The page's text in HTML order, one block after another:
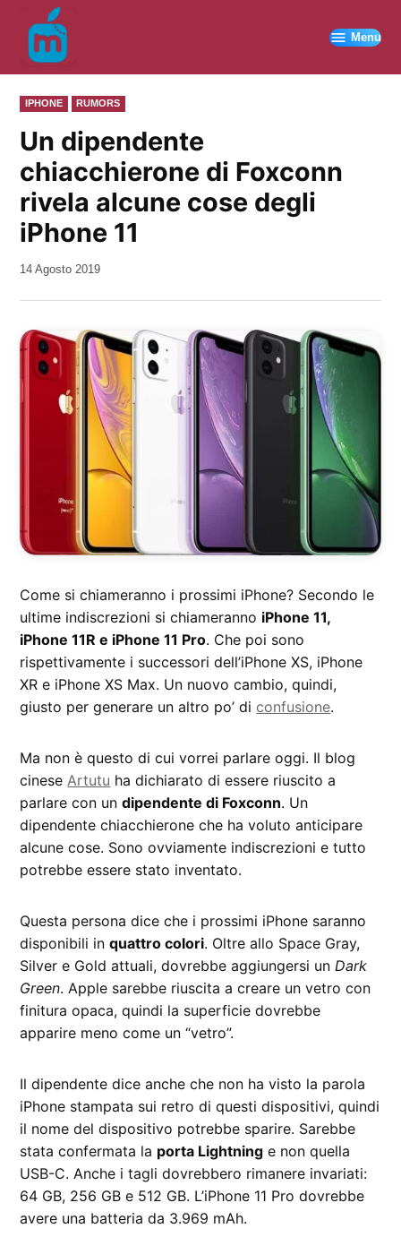
contenuto
Menu
PUBBLICATO
IN
IPHONE RUMORS
Un dipendente
chiacchierone di Foxconn
rivela alcune cose degli
iPhone 11
da
14 Agosto 2019
Come si chiameranno i prossimi iPhone? Secondo le
ultime indiscrezioni si chiameranno iPhone 11,
iPhone 11R e iPhone 11 Pro. Che poi sono
rispettivamente i successori dell’iPhone XS, iPhone
XR e iPhone XS Max. Un nuovo cambio, quindi,
giusto per generare un altro po’ di confusione.
Ma non è questo di cui vorrei parlare oggi. Il blog
cinese Artutu ha dichiarato di essere riuscito a
parlare con undipendente di Foxconn. Un
dipendente chiacchierone che ha voluto anticipare
alcune cose. Sono ovviamente indiscrezioni e tutto
potrebbe essere stato inventato.
Questa persona dice che i prossimi iPhone saranno
disponibili inquattro colori. Oltre allo Space Gray,
Silver e Gold attuali, dovrebbe aggiungersi un Dark
Green. Apple sarebbe riuscita a creare un vetro con
finitura opaca, quindi la superficie dovrebbe
apparire meno come un “vetro”.
Il dipendente dice anche che non ha visto la parola
iPhone stampata sui retro di questi dispositivi, quindi
il nome del dispositivo potrebbe sparire. Sarebbe
stata confermata la porta Lightning e non quella
USB-C. Anche i tagli dovrebbero rimanere invariati:
64 GB, 256 GB e 512 GB. L’iPhone 11 Pro dovrebbe
avere una batteria da 3.969 mAh.